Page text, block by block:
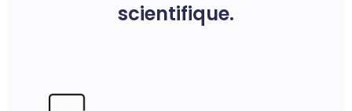
scientifique.